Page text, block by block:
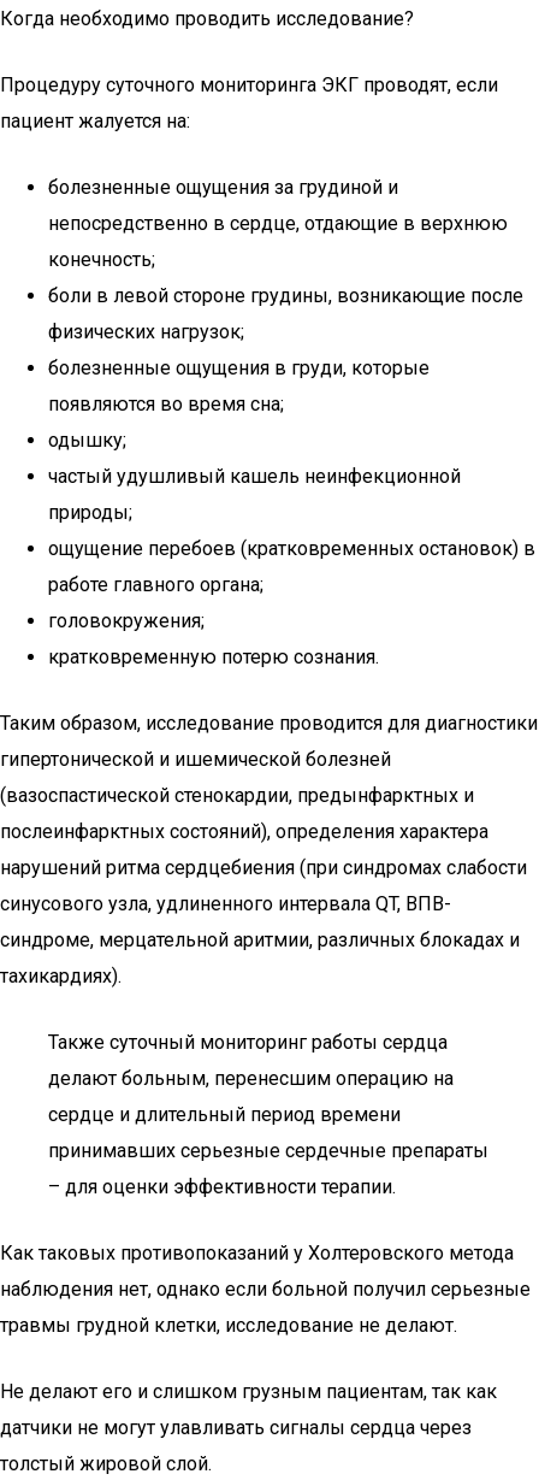
Когда необходимо проводить исследование?
Процедуру суточного мониторинга ЭКГ проводят, если
пациент жалуется на:
болезненные ощущения за грудиной и
непосредственно в сердце, отдающие в верхнюю
конечность;
боли в левой стороне грудины, возникающие после
физических нагрузок;
болезненные ощущения в груди, которые
появляются во время сна;
одышку;
частый удушливый кашель неинфекционной
природы;
ощущение перебоев (кратковременных остановок) в
работе главного органа;
головокружения;
кратковременную потерю сознания.
Таким образом, исследование проводится для диагностики
гипертонической и ишемической болезней
(вазоспастической стенокардии, предынфарктных и
послеинфарктных состояний), определения характера
нарушений ритма сердцебиения (при синдромах слабости
синусового узла, удлиненного интервала QT, ВПВ-
синдроме, мерцательной аритмии, различных блокадах и
тахикардиях).
Также суточный мониторинг работы сердца
делают больным, перенесшим операцию на
сердце и длительный период времени
принимавших серьезные сердечные препараты
– для оценки эффективности терапии.
Как таковых противопоказаний у Холтеровского метода
наблюдения нет, однако если больной получил серьезные
травмы грудной клетки, исследование не делают.
Не делают его и слишком грузным пациентам, так как
датчики не могут улавливать сигналы сердца через
толстый жировой слой.